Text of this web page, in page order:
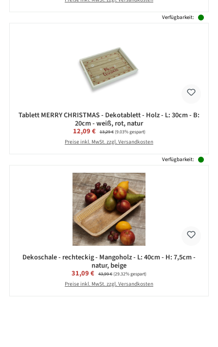
Verfügbarkeit:
Tablett MERRY CHRISTMAS - Dekotablett - Holz - L: 30cm - B:
20cm - weiß, rot, natur
Verkaufspreis:
12,09 € Regulärer Preis:
13,29 €(9.03% gespart)
Preise inkl. MwSt. zzgl. Versandkosten
Verfügbarkeit:
Dekoschale - rechteckig - Mangoholz - L: 40cm - H: 7,5cm -
natur, beige
Verkaufspreis:
31,09 € Regulärer Preis:
43,99 €(29.32% gespart)
Preise inkl. MwSt. zzgl. Versandkosten